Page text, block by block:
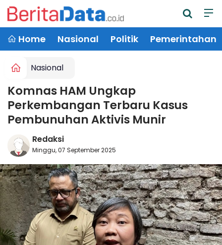
Home Nasional Politik Pemerintahan
Nasional
Komnas HAM Ungkap
Perkembangan Terbaru Kasus
Pembunuhan Aktivis Munir
Redaksi
Minggu, 07 September 2025